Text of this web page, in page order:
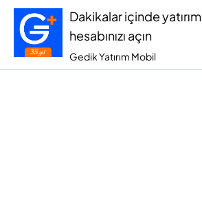
Dakikalar içinde yatırım
hesabınızı açın
Gedik Yatırım Mobil